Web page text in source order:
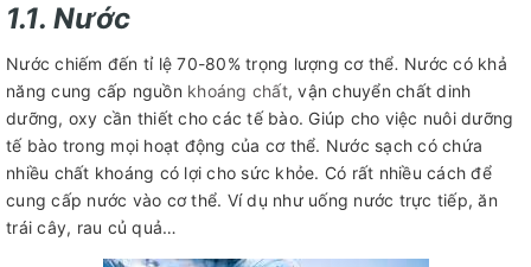
1.1. Nước
Nước chiếm đến tỉ lệ 70-80% trọng lượng cơ thể. Nước có khả
năng cung cấp nguồn khoáng chất, vận chuyển chất dinh
dưỡng, oxy cần thiết cho các tế bào. Giúp cho việc nuôi dưỡng
tế bào trong mọi hoạt động của cơ thể. Nước sạch có chứa
nhiều chất khoáng có lợi cho sức khỏe. Có rất nhiều cách để
cung cấp nước vào cơ thể. Ví dụ như uống nước trực tiếp, ăn
trái cây, rau củ quả…